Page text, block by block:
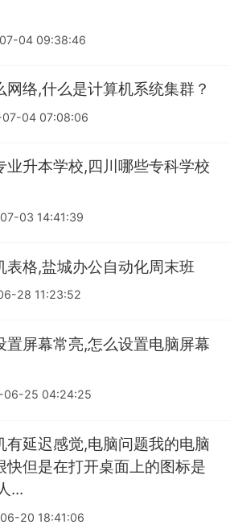
04 09:38:46
络,什么是计算机系统集群？
04 07:08:06
业升本学校,四川哪些专科学校
03 14:41:39
表格,盐城办公自动化周末班
28 11:23:52
置屏幕常亮,怎么设置电脑屏幕
06-25 04:24:25
有延迟感觉,电脑问题我的电脑
快但是在打开桌面上的图标是
...
20 18:41:06